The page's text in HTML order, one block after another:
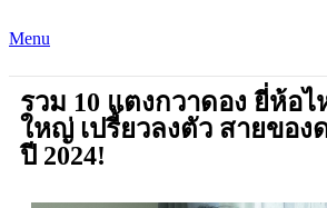
Menu
รวม 10 แตงกวาดอง ยี่ห้อ
ใหญ่ เปรี้ยวลงตัว สายของ
ปี 2024!